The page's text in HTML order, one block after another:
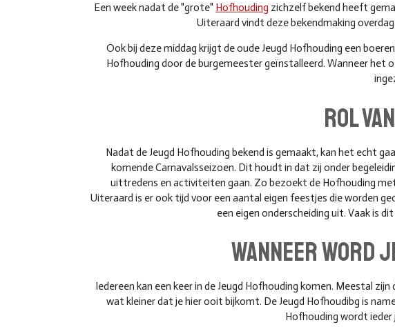
Een week nadat de "grote" Hofhouding zichzelf bekend heeft
Uiteraard vindt deze bekendmaking
Ook bij deze middag krijgt de oude Jeugd Hofhouding een
Hofhouding door de burgemeester geïnstalleerd. Wanneer
rol
Nadat de Jeugd Hofhouding bekend is gemaakt, kan het echt
komende Carnavalsseizoen. Dit houdt in dat zij onder
uittredens en activiteiten gaan. Zo bezoekt de Hofhouding
Uiteraard is er ook tijd voor een aantal eigen feestjes die worden
een eigen onderscheiding uit. Vaak is
Wanneer word
Iedereen kan een keer in de Jeugd Hofhouding komen. Meestal
wat kleiner dat je hier ooit bijkomt. De Jeugd Hofhoudibg is
Hofhouding wordt ieder